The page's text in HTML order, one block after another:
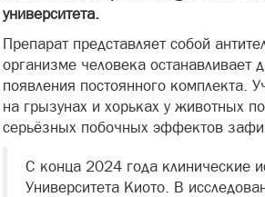
университета.
Препарат представляет собой
организме человека
появления постоянного комплекта.
на грызунах и хорьках у животных
серьёзных побочных эффектов
С конца 2024 года клинические
Университета Киото. В